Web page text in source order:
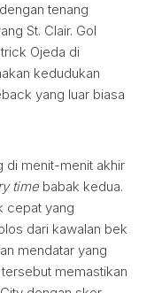
tenang
St. Clair. Gol
Ojeda di
kedudukan
yang luar biasa
di menit-menit akhir
timebabak kedua.
cepat yang
dari kawalan bek
mendatar yang
memastikan